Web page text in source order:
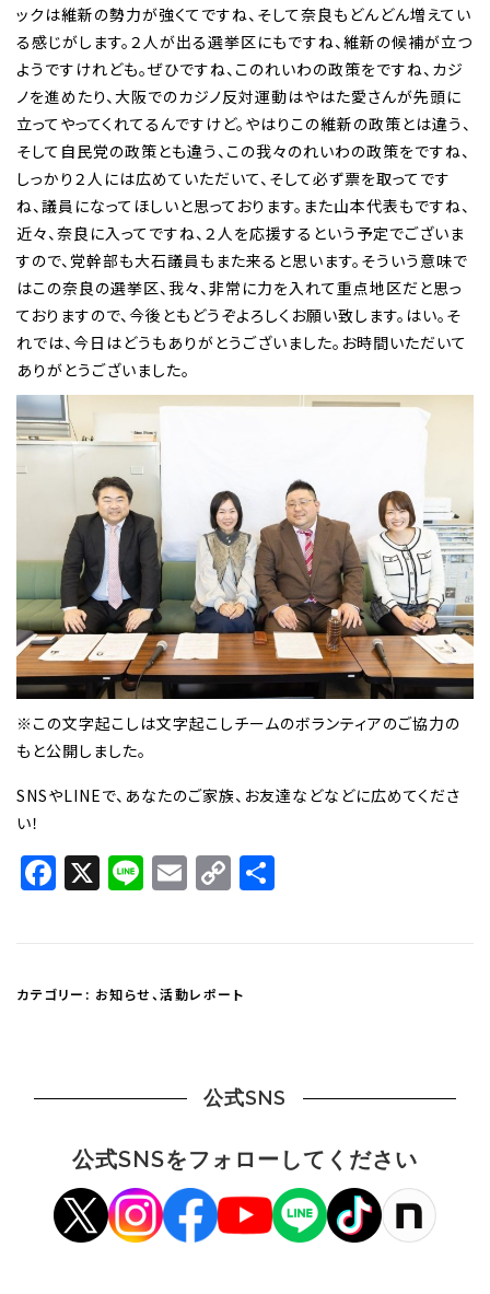
ックは維新の勢力が強くてですね、そして奈良もどんどん増えてい
る感じがします。２人が出る選挙区にもですね、維新の候補が立つ
ようですけれども。ぜひですね、このれいわの政策をですね、カジ
ノを進めたり、大阪でのカジノ反対運動はやはた愛さんが先頭に
立ってやってくれてるんですけど。やはりこの維新の政策とは違う、
そして自民党の政策とも違う、この我々のれいわの政策をですね、
しっかり２人には広めていただいて、そして必ず票を取ってです
ね、議員になってほしいと思っております。また山本代表もですね、
近々、奈良に入ってですね、２人を応援するという予定でございま
すので、党幹部も大石議員もまた来ると思います。そういう意味で
はこの奈良の選挙区、我々、非常に力を入れて重点地区だと思っ
ておりますので、今後ともどうぞよろしくお願い致します。はい。そ
れでは、今日はどうもありがとうございました。お時間いただいて
ありがとうございました。
※この文字起こしは文字起こしチームのボランティアのご協力の
もと公開しました。
SNSやLINEで、あなたのご家族、お友達などなどに広めてくださ
い！
Facebook
X LineEmail
Copy
Link
カテゴリー: お知らせ、活動レポート
公式SNS
公式SNSをフォローしてください